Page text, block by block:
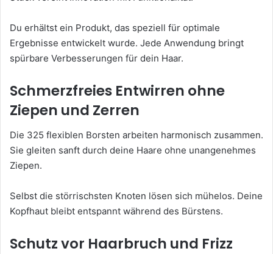
Du erhältst ein Produkt, das speziell für optimale
Ergebnisse entwickelt wurde. Jede Anwendung bringt
spürbare Verbesserungen für dein Haar.
Schmerzfreies Entwirren ohne
Ziepen und Zerren
Die 325 flexiblen Borsten arbeiten harmonisch zusammen.
Sie gleiten sanft durch deine Haare ohne unangenehmes
Ziepen.
Selbst die störrischsten Knoten lösen sich mühelos. Deine
Kopfhaut bleibt entspannt während des Bürstens.
Schutz vor Haarbruch und Frizz